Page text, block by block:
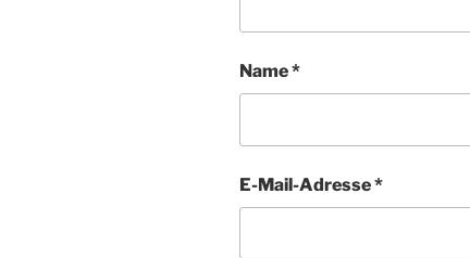
Name*
E-Mail-Adresse*